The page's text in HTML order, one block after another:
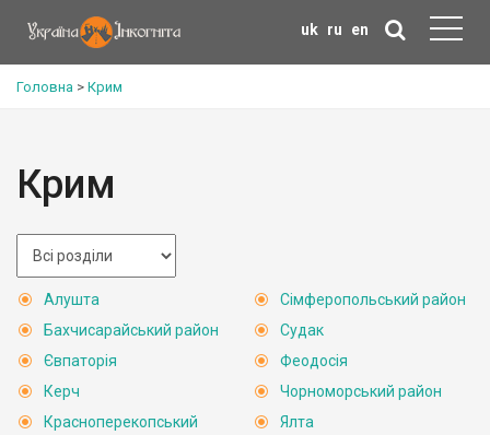
uk ru en
Головна > Крим
Крим
Алушта
Бахчисарайський район
Євпаторія
Керч
Красноперекопський
Сімферопольський район
Судак
Феодосія
Чорноморський район
Ялта